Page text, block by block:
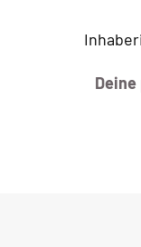
Deine